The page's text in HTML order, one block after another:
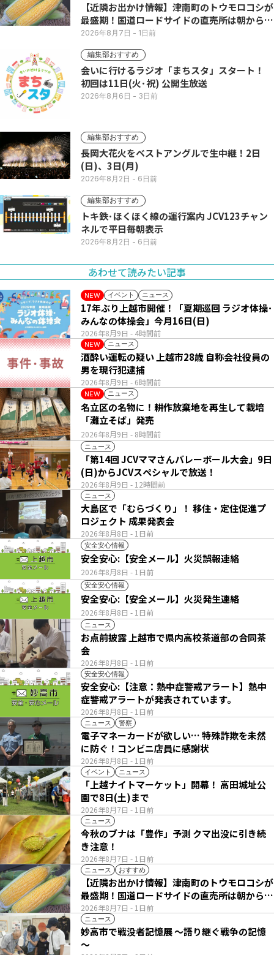
【近隣お出かけ情報】津南町のトウモロコシが
最盛期！国道ロードサイドの直売所は朝から長
い列
2026年8月7日 - 1日前
編集部おすすめ
会いに行けるラジオ「まちスタ」スタート！
初回は11日(火･祝) 公開生放送
2026年8月6日 - 3日前
編集部おすすめ
長岡大花火をベストアングルで生中継！2日
(日)、3日(月)
2026年8月2日 - 6日前
編集部おすすめ
トキ鉄･ほくほく線の運行案内 JCV123チャン
ネルで平日毎朝表示
2026年8月2日 - 6日前
あわせて読みたい記事
NEW イベント ニュース
2026年8月9日 - 4時間前
17年ぶり上越市開催！「夏期巡回 ラジオ体操･
みんなの体操会」今月16日(日)
NEW ニュース
2026年8月9日 - 6時間前
酒酔い運転の疑い 上越市28歳 自称会社役員の
男を現行犯逮捕
NEW ニュース
2026年8月9日 - 8時間前
名立区の名物に！耕作放棄地を再生して栽培
「灘立そば」発売
ニュース
2026年8月9日 - 12時間前
「第14回 JCVママさんバレーボール大会」9日
(日)からJCVスペシャルで放送！
ニュース
2026年8月8日 - 1日前
大島区で「むらづくり」！ 移住・定住促進プ
ロジェクト 成果発表会
安全安心情報
2026年8月8日 - 1日前
安全安心:【安全メール】火災誤報連絡
安全安心情報
2026年8月8日 - 1日前
安全安心:【安全メール】火災発生連絡
ニュース
2026年8月8日 - 1日前
お点前披露 上越市で県内高校茶道部の合同茶
会
安全安心情報
2026年8月8日 - 1日前
安全安心:【注意：熱中症警戒アラート】熱中
症警戒アラートが発表されています。
ニュース 警察
2026年8月8日 - 1日前
電子マネーカードが欲しい… 特殊詐欺を未然
に防ぐ！コンビニ店員に感謝状
イベント ニュース
2026年8月7日 - 1日前
「上越ナイトマーケット」開幕！ 高田城址公
園で8日(土)まで
ニュース
2026年8月7日 - 1日前
今秋のブナは「豊作」予測 クマ出没に引き続
き注意！
ニュース おすすめ
2026年8月7日 - 1日前
【近隣お出かけ情報】津南町のトウモロコシが
最盛期！国道ロードサイドの直売所は朝から長
い列
ニュース
妙高市で戦没者記憶展 ～語り継ぐ戦争の記憶
～